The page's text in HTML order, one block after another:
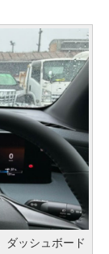
ダッシュボード